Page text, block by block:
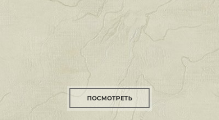
ПОСМОТРЕТЬ